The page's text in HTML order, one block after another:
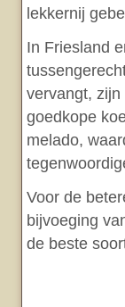
lekkernij
In Friesland
vervangt,
goedkope
melado,
Voor de
bijvoeging
de beste